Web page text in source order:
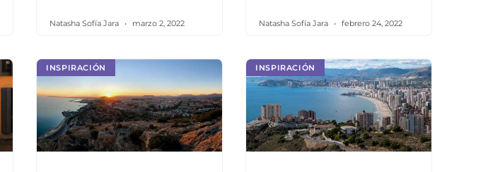
Natasha Sofía Jara marzo 2, 2022 Natasha Sofía Jara febrero 24, 2022
INSPIRACIÓN INSPIRACIÓN